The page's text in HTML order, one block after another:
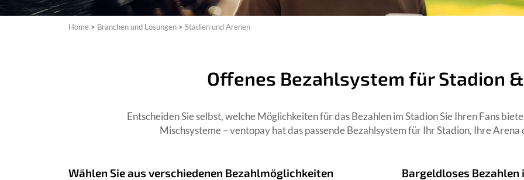
Home > Branchen und Lösungen > Stadien und Arenen
Offenes Bezahlsystem für Stadion
Entscheiden Sie selbst, welche Möglichkeiten für das Bezahlen im Stadion Sie Ihren Fans
Mischsysteme – ventopay hat das passende Bezahlsystem für Ihr Stadion, Ihre
Wählen Sie aus verschiedenen Bezahlmöglichkeiten Bargeldloses